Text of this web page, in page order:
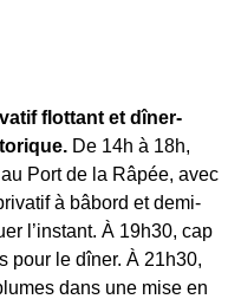
flottant et dîner-
De 14h à 18h,
Port de la Râpée, avec
à bâbord et demi-
l’instant. À 19h30, cap
pour le dîner. À 21h30,
dans une mise en